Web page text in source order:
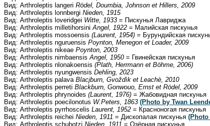
Вид: Arthroleptis langeri Rödel, Doumbia, Johnson et Hillers, 2009
Вид: Arthroleptis lonnbergi Nieden, 1915
Вид: Arthroleptis loveridgei Witte, 1933 = Пискунья Лавриджа
Вид: Arthroleptis milletihorsiniAngel, 1922 = Малийская пискунья
Вид: Arthroleptis mossoensis (Laurent, 1954) = Бурундийская
Вид: Arthroleptis nguruensis Poynton, Menegon et Loader, 2009
Вид: Arthroleptis nikeae Poynton, 2003
Вид: Arthroleptis nimbaensisAngel, 1950= Гвинейская пискунья
Вид: Arthroleptis nlonakoensis (Plath, Herrmann et Böhme, 2006)
Вид: Arthroleptis nyungwensis Dehling, 2023
Вид: Arthroleptis palava Blacjburn, Gvoždìk et Leachè, 2010
Вид: Arthroleptis perreti Blackburn, Gonwouo, Ernst et Rödel, 2009
Вид: Arthroleptis phrynoides (Laurent, 1976) = Жабовидная пискунья
Вид: Arthroleptis poecilonotus W.Peters, 1863 (Photo by Twan
Вид: Arthroleptis pyrrhoscelis Laurent, 1952 = Красноногая пискунья
Вид: Arthroleptis reichei Nieden, 1911 = Дископалая пискунья
Вид: Arthroleptis schubotzi Nieden, 1911 = Озёрная пискунья